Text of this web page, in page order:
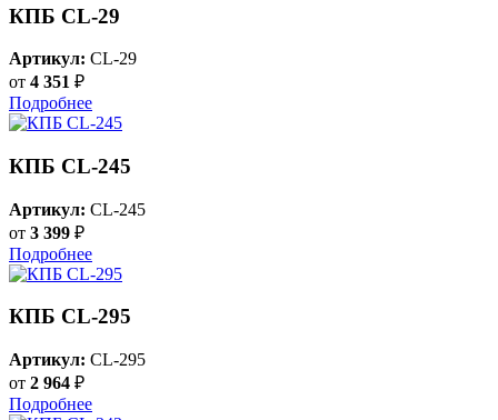
КПБ CL-29
Артикул: CL-29
от 4 351 ₽
Подробнее
КПБ CL-245
Артикул: CL-245
от 3 399 ₽
Подробнее
КПБ CL-295
Артикул: CL-295
от 2 964 ₽
Подробнее